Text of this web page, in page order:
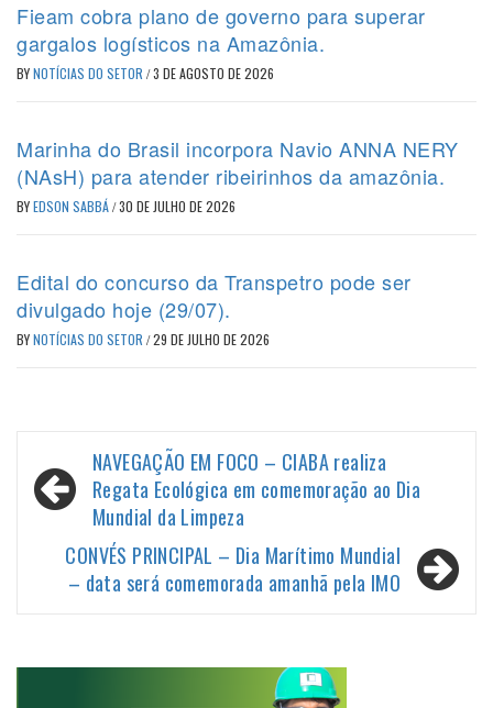
Fieam cobra plano de governo para superar
gargalos logísticos na Amazônia.
BYNOTÍCIAS DO SETOR /3 DE AGOSTO DE 2026
Marinha do Brasil incorpora Navio ANNA NERY
(NAsH) para atender ribeirinhos da amazônia.
BYEDSON SABBÁ/30 DE JULHO DE 2026
Edital do concurso da Transpetro pode ser
divulgado hoje (29/07).
BYNOTÍCIAS DO SETOR /29 DE JULHO DE 2026
Navegação
de
NAVEGAÇÃO EM FOCO – CIABA realiza
Regata Ecológica em comemoração ao Dia
Mundial da Limpeza
CONVÉS PRINCIPAL – Dia Marítimo Mundial
– data será comemorada amanhã pela IMO